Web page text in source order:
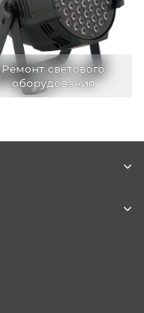
Ремонт светового
оборудования